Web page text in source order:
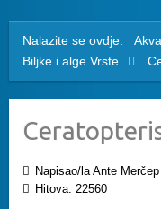
Nalazite se ovdje:
Biljke i alge Vrste
Napisao/la Ante Merčep
Hitova: 22560